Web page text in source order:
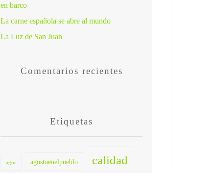
en barco
La carne española se abre al mundo
La Luz de San Juan
Comentarios recientes
Etiquetas
agos agostoenelpueblo calidad